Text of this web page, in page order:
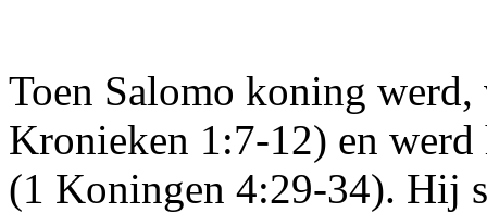
Toen Salomo koning
Kronieken 1:7-12) en werd
(1 Koningen 4:29-34). Hij